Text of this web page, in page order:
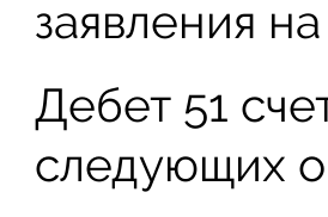
заявления
Дебет 51
следующих